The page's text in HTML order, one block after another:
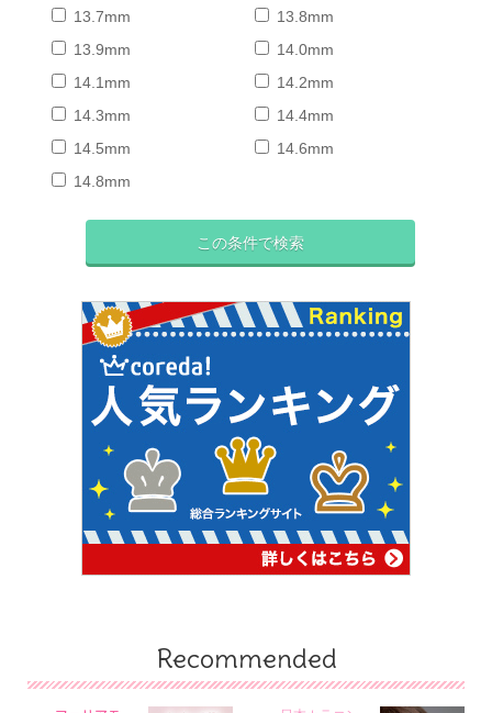
13.7mm
13.8mm
13.9mm
14.0mm
14.1mm
14.2mm
14.3mm
14.4mm
14.5mm
14.6mm
14.8mm
Recommended